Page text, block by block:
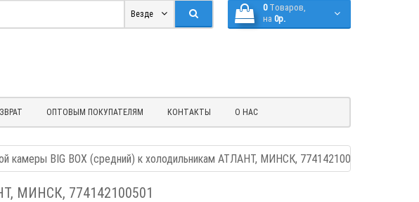
0 Tоваров,
на 0р.
Везде
ОПТОВЫМ ПОКУПАТЕЛЯМ КОНТАКТЫ О НАС
камеры BIG BOX (средний) к холодильникам АТЛАНТ, МИНСК, 774142100501
МИНСК, 774142100501